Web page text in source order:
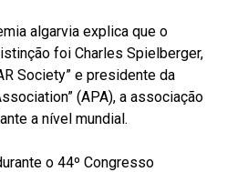
algarvia explica que o
foi Charles Spielberger,
Society” e presidente da
(APA), a associação
a nível mundial.
o 44º Congresso